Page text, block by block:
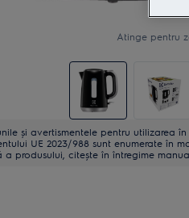
Atinge pentru
și avertismentele pentru utilizarea
UE 2023/988 sunt enumerate în
a produsului, citește în întregime